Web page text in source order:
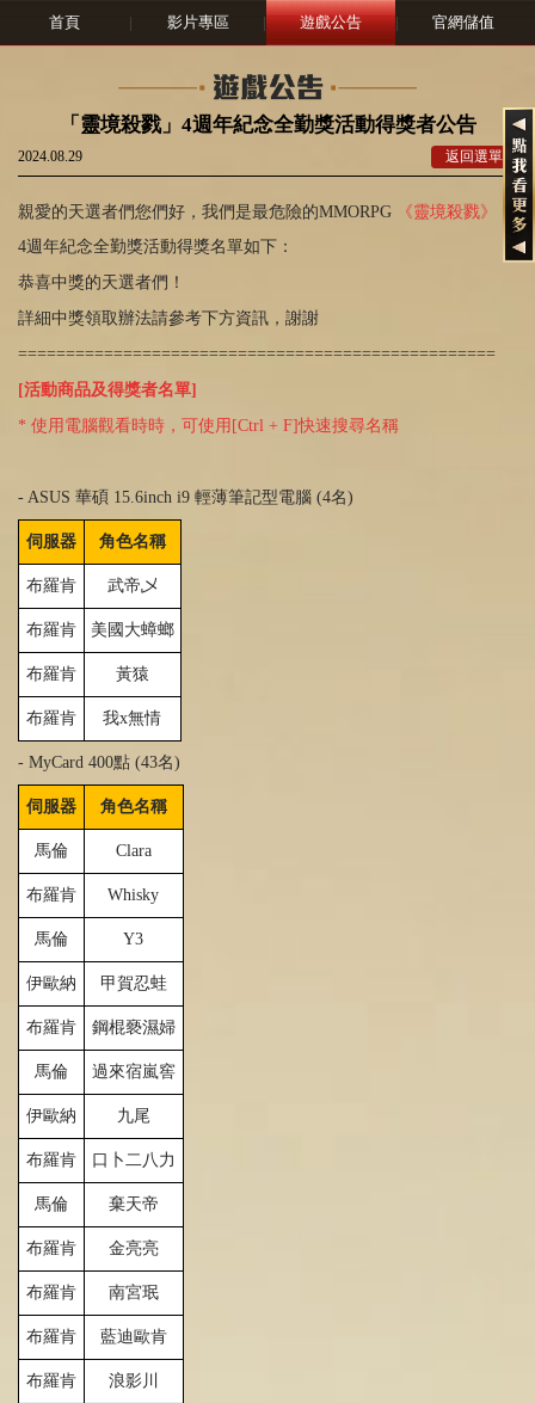
首頁 | 影片專區 | 遊戲公告 | 官網儲值
「靈境殺戮」4週年紀念全勤獎活動得獎者公告
2024.08.29 返回選單
親愛的天選者們您們好，我們是最危險的MMORPG
《靈境殺戮》
4週年紀念全勤獎活動得獎名單如下：
恭喜中獎的天選者們！
詳細中獎領取辦法請參考下方資訊，謝謝
==================================================
[活動商品及得獎者名單]
* 使用電腦觀看時時，可使用[Ctrl + F]快速搜尋名稱
- ASUS 華碩 15.6inch i9 輕薄筆記型電腦 (4名)
伺服器 角色名稱
布羅肯 武帝乄
布羅肯 美國大蟑螂
布羅肯 黃猿
布羅肯 我x無情
- MyCard 400點 (43名)
伺服器 角色名稱
馬倫 Clara
布羅肯 Whisky
馬倫 Y3
伊歐納 甲賀忍蛙
布羅肯 鋼棍褻濕婦
馬倫 過來宿嵐窖
伊歐納 九尾
布羅肯 口卜二八力
馬倫 棄天帝
布羅肯 金亮亮
布羅肯 南宮珉
布羅肯 藍迪歐肯
布羅肯 浪影川